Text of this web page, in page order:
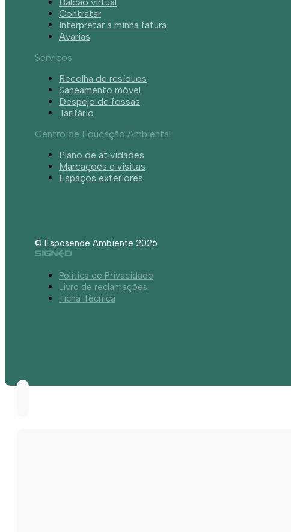
Contratar
Interpretar a minha fatura
Avarias
Serviços
Recolha de resíduos
Saneamento móvel
Despejo de fossas
Tarifário
Centro de Educação Ambiental
Plano de atividades
Marcações e visitas
Espaços exteriores
© Esposende Ambiente 2026
Política de Privacidade
Livro de reclamações
Ficha Técnica